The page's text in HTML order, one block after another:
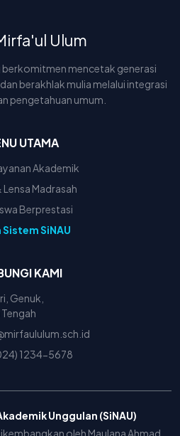
Ulum
berkomitmen mencetak generasi
berakhlak mulia melalui integrasi
pengetahuan umum.
UTAMA
Akademik
Lensa Madrasah
Berprestasi
SiNAU
KAMI
Genuk,
1234-5678
Unggulan (SiNAU)
oleh Maulana Ahmad